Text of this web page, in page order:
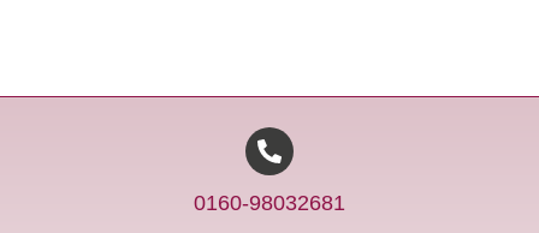
0160-98032681